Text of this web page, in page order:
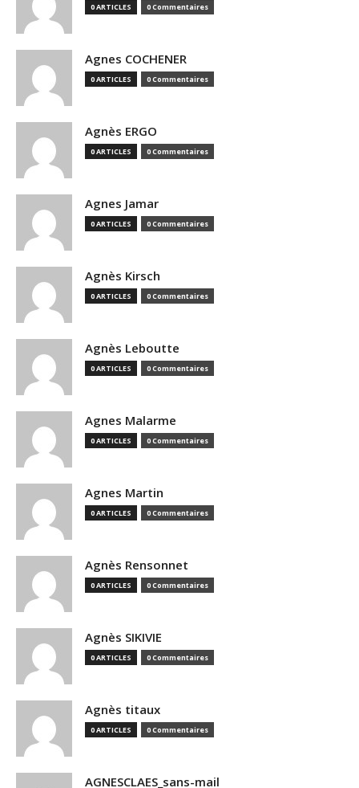
0 ARTICLES 0 Commentaires
Agnes COCHENER
0 ARTICLES 0 Commentaires
Agnès ERGO
0 ARTICLES 0 Commentaires
Agnes Jamar
0 ARTICLES 0 Commentaires
Agnès Kirsch
0 ARTICLES 0 Commentaires
Agnès Leboutte
0 ARTICLES 0 Commentaires
Agnes Malarme
0 ARTICLES 0 Commentaires
Agnes Martin
0 ARTICLES 0 Commentaires
Agnès Rensonnet
0 ARTICLES 0 Commentaires
Agnès SIKIVIE
0 ARTICLES 0 Commentaires
Agnès titaux
0 ARTICLES 0 Commentaires
AGNESCLAES_sans-mail